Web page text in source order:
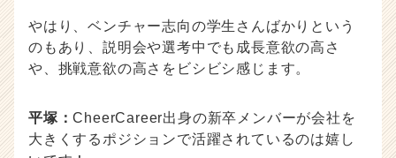
やはり、ベンチャー志向の学生さんばかりという
のもあり、説明会や選考中でも成長意欲の高さ
や、挑戦意欲の高さをビシビシ感じます。
平塚：CheerCareer出身の新卒メンバーが会社を
大きくするポジションで活躍されているのは嬉し